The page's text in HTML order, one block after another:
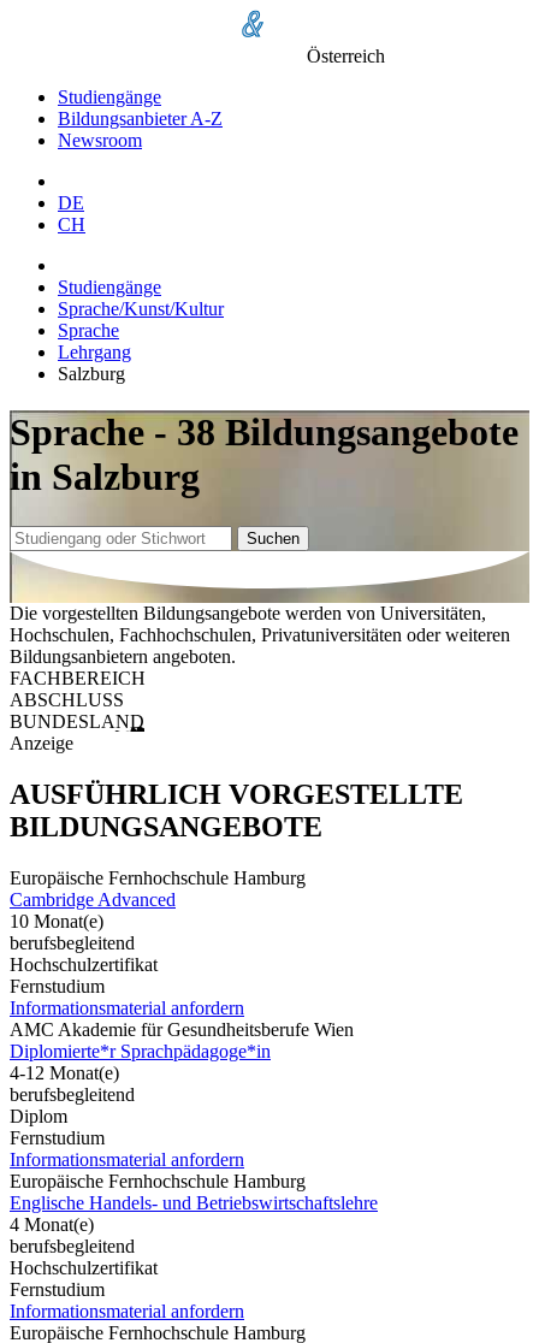
Österreich
Studiengänge
Bildungsanbieter A-Z
Newsroom
DE
CH
Studiengänge
Sprache/Kunst/Kultur
Sprache
Lehrgang
Salzburg
Sprache - 38 Bildungsangebote
in Salzburg
Suchen
Die vorgestellten Bildungsangebote werden von Universitäten,
Hochschulen, Fachhochschulen, Privatuniversitäten oder weiteren
Bildungsanbietern angeboten.
FACHBEREICH
ABSCHLUSS
BUNDESLAND
Anzeige
AUSFÜHRLICH VORGESTELLTE
BILDUNGSANGEBOTE
Europäische Fernhochschule Hamburg
Cambridge Advanced
10 Monat(e)
berufsbegleitend
Hochschulzertifikat
Fernstudium
Informationsmaterial anfordern
AMC Akademie für Gesundheitsberufe Wien
Diplomierte*r Sprachpädagoge*in
4-12 Monat(e)
berufsbegleitend
Diplom
Fernstudium
Informationsmaterial anfordern
Europäische Fernhochschule Hamburg
Englische Handels- und Betriebswirtschaftslehre
4 Monat(e)
berufsbegleitend
Hochschulzertifikat
Fernstudium
Informationsmaterial anfordern
Europäische Fernhochschule Hamburg